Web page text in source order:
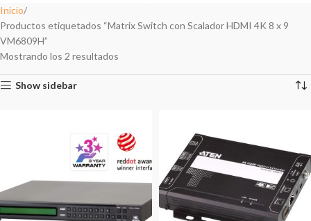
Inicio
Productos etiquetados “Matrix Switch con Scalador HDMI 4K 8 x 9
VM6809H”
Mostrando los 2 resultados
Show sidebar